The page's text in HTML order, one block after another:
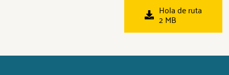
Hola de ruta
2 MB